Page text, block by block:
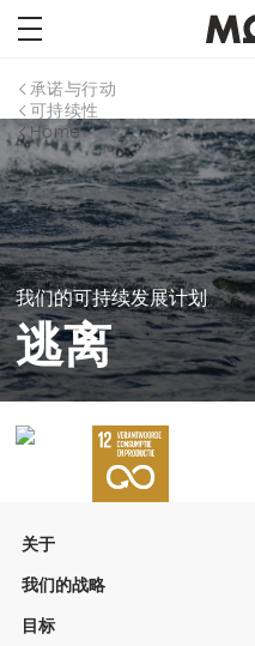
Home
可持续性
承诺与行动
我们的可持续发展计划
逃离
关于
我们的战略
目标